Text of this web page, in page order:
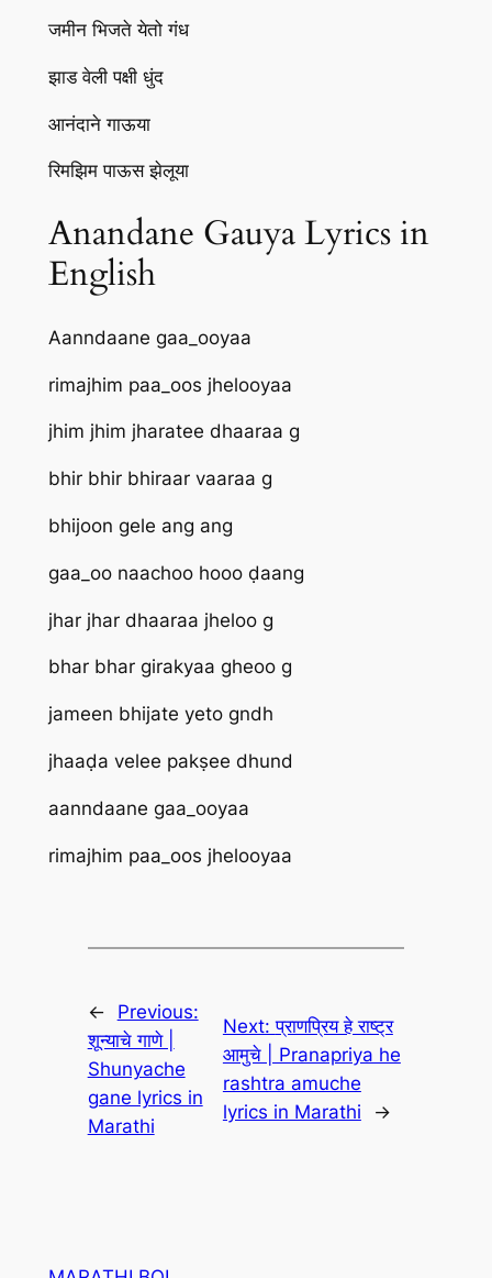
जमीन भिजते येतो गंध
झाड वेली पक्षी धुंद
आनंदाने गाऊया
रिमझिम पाऊस झेलूया
Anandane Gauya Lyrics in
English
Aanndaane gaa_ooyaa
rimajhim paa_oos jhelooyaa
jhim jhim jharatee dhaaraa g
bhir bhir bhiraar vaaraa g
bhijoon gele ang ang
gaa_oo naachoo hooo ḍaang
jhar jhar dhaaraa jheloo g
bhar bhar girakyaa gheoo g
jameen bhijate yeto gndh
jhaaḍa velee pakṣee dhund
aanndaane gaa_ooyaa
rimajhim paa_oos jhelooyaa
←
Previous:
शून्याचे गाणे |
Shunyache
gane lyrics in
Marathi
Next:प्राणप्रिय हे राष्ट्र
आमुचे | Pranapriya he
rashtra amuche
lyrics in Marathi
→